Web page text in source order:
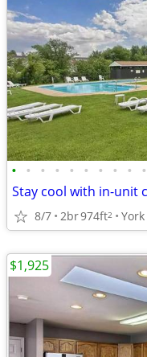
• • • • • • • • • •
8/7 2br974ft2 York
$1,925